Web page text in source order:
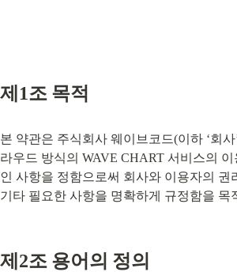
제1조 목적
본 약관은 주식회사 웨이브코드(이하 ‘회
라우드 방식의 WAVE CHART 서비스의
인 사항을 정함으로써 회사와 이용자의 권
기타 필요한 사항을 명확하게 규정함을 목
제2조 용어의 정의